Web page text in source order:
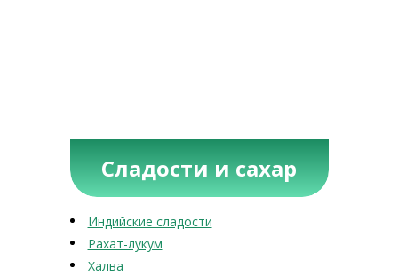
Сладости и сахар
Индийские сладости
Рахат-лукум
Халва